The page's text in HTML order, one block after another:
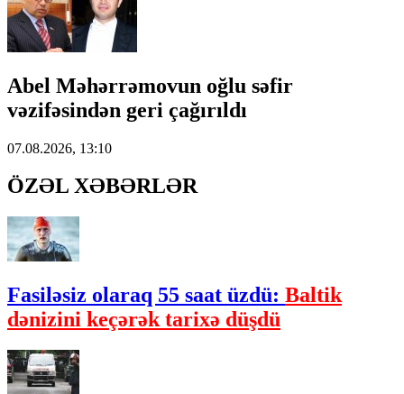
Abel Məhərrəmovun oğlu səfir
vəzifəsindən geri çağırıldı
07.08.2026, 13:10
ÖZƏL XƏBƏRLƏR
Fasiləsiz olaraq 55 saat üzdü: Baltik
dənizini keçərək tarixə düşdü